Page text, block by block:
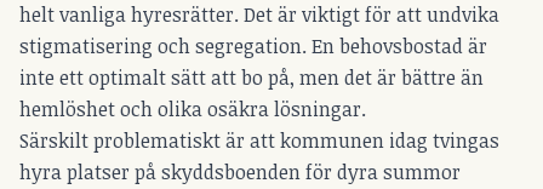
helt vanliga hyresrätter. Det är viktigt för att undvika
stigmatisering och segregation. En behovsbostad är
inte ett optimalt sätt att bo på, men det är bättre än
hemlöshet och olika osäkra lösningar.
Särskilt problematiskt är att kommunen idag tvingas
hyra platser på skyddsboenden för dyra summor